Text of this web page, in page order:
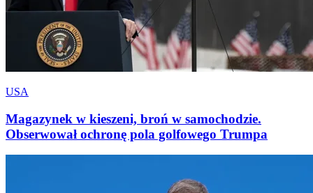
USA
Magazynek w kieszeni, broń w samochodzie.
Obserwował ochronę pola golfowego Trumpa